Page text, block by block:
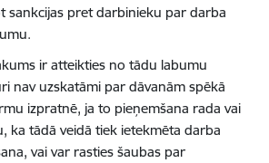
sankcijas pret darbinieku par darba
ir atteikties no tādu labumu
nav uzskatāmi par dāvanām spēkā
izpratnē, ja to pieņemšana rada vai
ka tādā veidā tiek ietekmēta darba
vai var rasties šaubas par